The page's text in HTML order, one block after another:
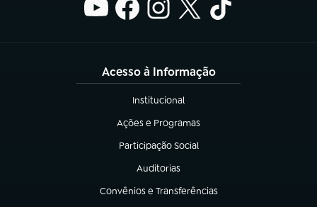
Acesso à Informação
Institucional
(abre em nova aba)
Ações e Programas
(abre em nova aba)
Participação Social
(abre em nova aba)
Auditorias
(abre em nova aba)
Convênios e Transferências
(abre em nova aba)